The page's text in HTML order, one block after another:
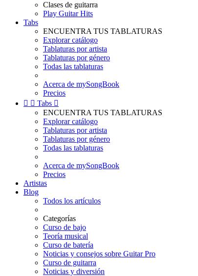
Clases de guitarra
Play Guitar Hits
Tabs
ENCUENTRA TUS TABLATURAS
Explorar catálogo
Tablaturas por artista
Tablaturas por género
Todas las tablaturas
Acerca de mySongBook
Precios
  Tabs 
ENCUENTRA TUS TABLATURAS
Explorar catálogo
Tablaturas por artista
Tablaturas por género
Todas las tablaturas
Acerca de mySongBook
Precios
Artistas
Blog
Todos los artículos
Categorías
Curso de bajo
Teoría musical
Curso de batería
Noticias y consejos sobre Guitar Pro
Curso de guitarra
Noticias y diversión